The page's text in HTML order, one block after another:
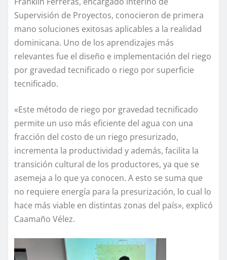
Supervisión de Proyectos, conocieron de primera
mano soluciones exitosas aplicables a la realidad
dominicana. Uno de los aprendizajes más
relevantes fue el diseño e implementación del riego
por gravedad tecnificado o riego por superficie
tecnificado.
«Este método de riego por gravedad tecnificado
permite un uso más eficiente del agua con una
fracción del costo de un riego presurizado,
incrementa la productividad y además, facilita la
transición cultural de los productores, ya que se
asemeja a lo que ya conocen. A esto se suma que
no requiere energía para la presurización, lo cual lo
hace más viable en distintas zonas del país», explicó
Caamaño Vélez.